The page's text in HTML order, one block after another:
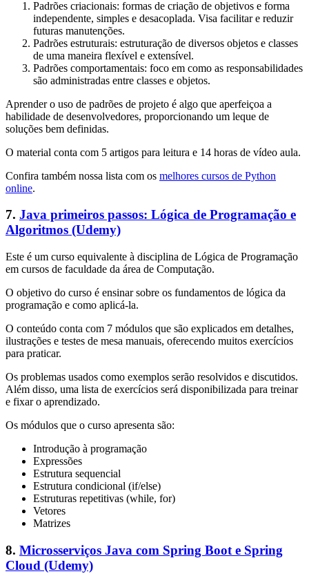
Padrões criacionais: formas de criação de objetivos e forma
independente, simples e desacoplada. Visa facilitar e reduzir
futuras manutenções.
Padrões estruturais: estruturação de diversos objetos e classes
de uma maneira flexível e extensível.
Padrões comportamentais: foco em como as responsabilidades
são administradas entre classes e objetos.
Aprender o uso de padrões de projeto é algo que aperfeiçoa a
habilidade de desenvolvedores, proporcionando um leque de
soluções bem definidas.
O material conta com 5 artigos para leitura e 14 horas de vídeo aula.
Confira também nossa lista com os melhores cursos de Python
online.
7. Java primeiros passos: Lógica de Programação e
Algoritmos (Udemy)
Este é um curso equivalente à disciplina de Lógica de Programação
em cursos de faculdade da área de Computação.
O objetivo do curso é ensinar sobre os fundamentos de lógica da
programação e como aplicá-la.
O conteúdo conta com 7 módulos que são explicados em detalhes,
ilustrações e testes de mesa manuais, oferecendo muitos exercícios
para praticar.
Os problemas usados como exemplos serão resolvidos e discutidos.
Além disso, uma lista de exercícios será disponibilizada para treinar
e fixar o aprendizado.
Os módulos que o curso apresenta são:
Introdução à programação
Expressões
Estrutura sequencial
Estrutura condicional (if/else)
Estruturas repetitivas (while, for)
Vetores
Matrizes
8. Microsserviços Java com Spring Boot e Spring
Cloud (Udemy)